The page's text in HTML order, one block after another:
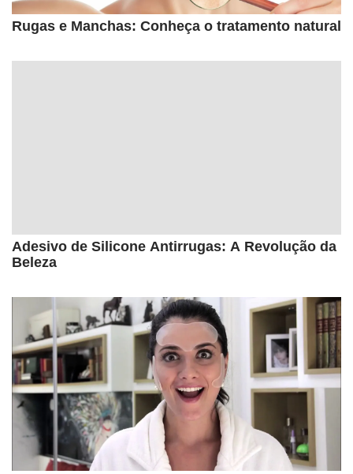
Rugas e Manchas: Conheça o tratamento natural
Adesivo de Silicone Antirrugas: A Revolução da
Beleza